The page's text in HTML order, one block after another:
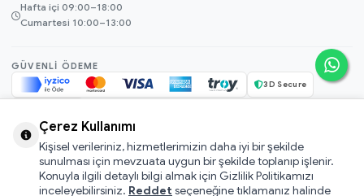
Hafta içi 09:00–18:00
Cumartesi 10:00–13:00
GÜVENLI ÖDEME
3D Secure
© 2026 Mamacı Teyze · Nurşen ve ekibi ile birlikte ile hazırlandı.
Mesafeli Satış Sözleşmesi
Pati Puan Kazanma Koşulları
Çerez Kullanımı
Kişisel verileriniz, hizmetlerimizin daha iyi bir şekilde
sunulması için mevzuata uygun bir şekilde toplanıp işlenir.
Konuyla ilgili detaylı bilgi almak için Gizlilik Politikamızı
inceleyebilirsiniz. Reddet seçeneğine tıklamanız halinde